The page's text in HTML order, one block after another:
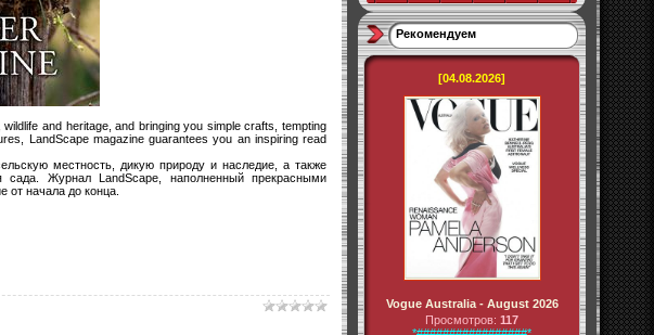
and heritage, and bringing you simple crafts, tempting
LandScape magazine guarantees you an inspiring read
местность, дикую природу и наследие, а также
Журнал LandScape, наполненный прекрасными
начала до конца.
Рекомендуем
[04.08.2026]
Vogue Australia - August 2026
Просмотров: 117